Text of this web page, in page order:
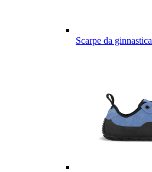
Scarpe da ginnastica